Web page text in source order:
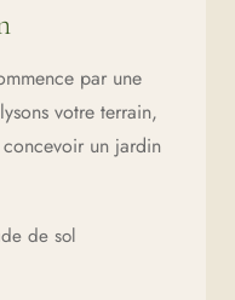
par une
votre terrain,
un jardin
de sol